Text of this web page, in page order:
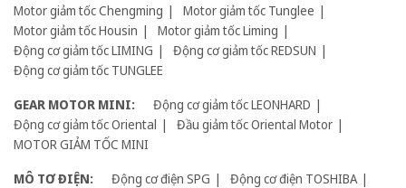
Motor giảm tốc Chengming
Motor giảm tốc Tunglee
Motor giảm tốc Housin
Motor giảm tốc Liming
Động cơ giảm tốc LIMING
Động cơ giảm tốc REDSUN
Động cơ giảm tốc TUNGLEE
GEAR MOTOR MINI:
Động cơ giảm tốc LEONHARD
Động cơ giảm tốc Oriental
Đầu giảm tốc Oriental Motor
MOTOR GIẢM TỐC MINI
MÔ TƠ ĐIỆN:
Động cơ điện SPG
Động cơ điện TOSHIBA